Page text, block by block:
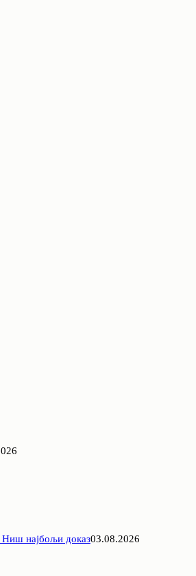
Ниш најбољи доказ03.08.2026